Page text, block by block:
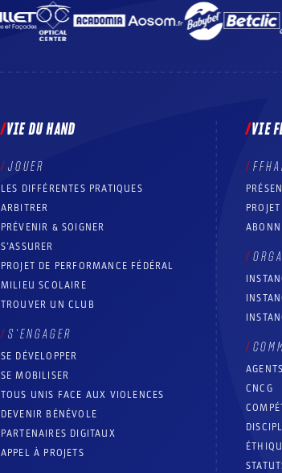
VIE DU HAND
JOUER
LES DIFFÉRENTES PRATIQUES
ARBITRER
PRÉVENIR & SOIGNER
S’ASSURER
PROJET DE PERFORMANCE FÉDÉRAL
MILIEU SCOLAIRE
TROUVER UN CLUB
S’ENGAGER
SE DÉVELOPPER
SE MOBILISER
TOUS UNIS FACE AUX VIOLENCES
DEVENIR BÉNÉVOLE
PARTENAIRES DIGITAUX
APPEL À PROJETS
VIE
CNCG